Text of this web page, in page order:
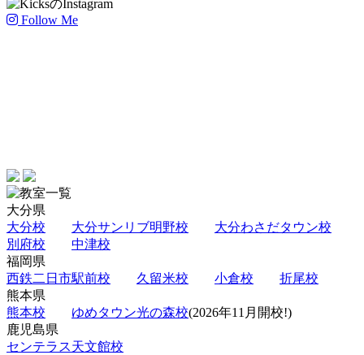
Follow Me
大分県
大分校
大分サンリブ明野校
大分わさだタウン校
別府校
中津校
福岡県
西鉄二日市駅前校
久留米校 小倉校
折尾校
熊本県
熊本校
ゆめタウン光の森校(2026年11月開校!)
鹿児島県
センテラス天文館校